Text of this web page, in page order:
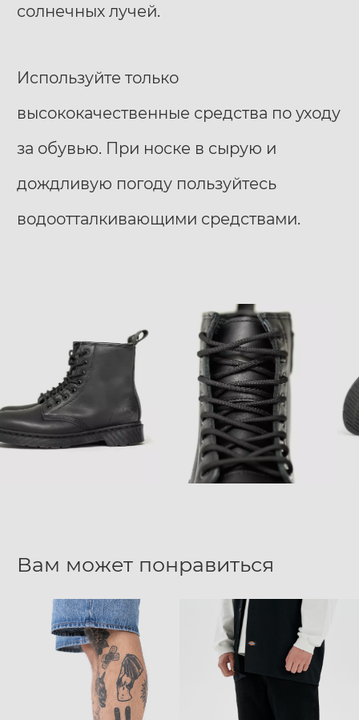
солнечных лучей.
Используйте только
высококачественные средства по уходу
за обувью. При носке в сырую и
дождливую погоду пользуйтесь
водоотталкивающими средствами.
Вам может понравиться